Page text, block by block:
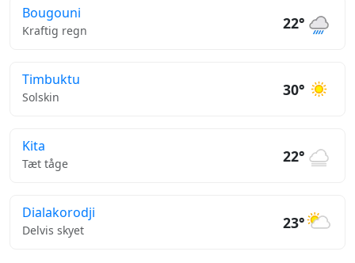
Bougouni
Kraftig regn 22°
Timbuktu
Solskin 30°
Kita
Tæt tåge 22°
Dialakorodji
Delvis skyet 23°